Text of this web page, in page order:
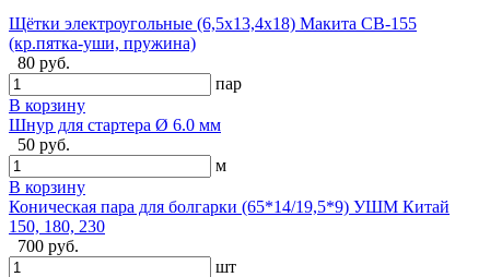
Щётки электроугольные (6,5х13,4х18) Макита CB-155
(кр.пятка-уши, пружина)
80 руб.
пар
В корзину
Шнур для стартера Ø 6.0 мм
50 руб.
м
В корзину
Коническая пара для болгарки (65*14/19,5*9) УШМ Китай
150, 180, 230
700 руб.
шт